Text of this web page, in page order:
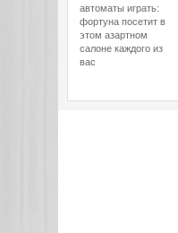
автоматы играть:
фортуна посетит в
этом азартном
салоне каждого из
вас